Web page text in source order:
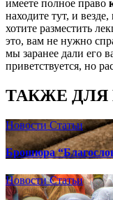
имеете полное право
находите тут, и
хотите разместить
это, вам не нужно
мы заранее дали его
приветствуется, но
ТАКЖЕ ДЛЯ
НовостиСтатьи
Брошюра
НовостиСтатьи